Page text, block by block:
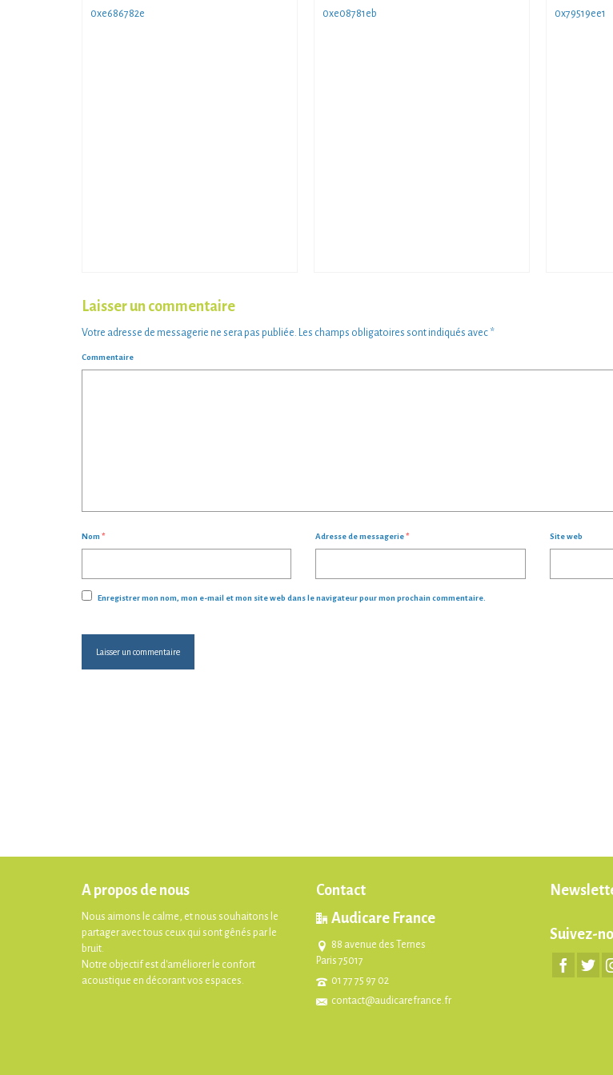
0xe686782e 0xe08781eb 0x79519ee1
Laisser un commentaire
Votre adresse de messagerie ne sera pas publiée. Les champs obligatoires sont indiqués avec *
Commentaire
Nom * Adresse de messagerie* Site web
Enregistrer mon nom, mon e-mail et mon site web dans le navigateur pour mon prochain commentaire.
A propos de nous
Nous aimons le calme, et nous souhaitons le
partager avec tous ceux qui sont gênés par le
bruit.
Notre objectif est d'améliorer le confort
acoustique en décorant vos espaces.
Contact
Audicare France
88 avenue des Ternes
Paris 75017
01 77 75 97 02
contact@audicarefrance.fr
Suivez-